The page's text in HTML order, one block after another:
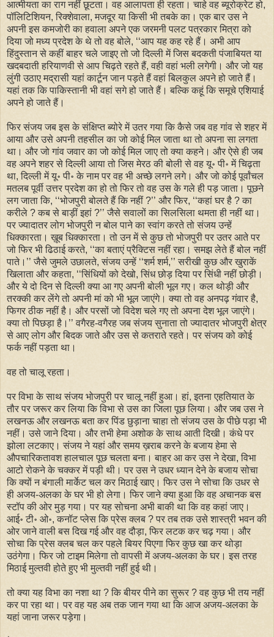
आत्मीयता का राग नहीं छूटता। वह आलापता ही रहता। चाहे वह ब्यूरोक्रेट हो,
पॉलिटिशियन, रिक्शेवाला, मजदूर या किसी भी तबके का। एक बार उस ने
अपनी इस कमजोरी का हवाला अपने एक जरमनी पलट पत्रकार मित्रा को
दिया जो मध्य प्रदेश के थे तो वह बोले, ‘‘आप यह कह रहे हैं। अभी आप
हिंदुस्तान से कहीं बाहर चले जाइए तो जो दिल्ली में जिस बदकती पंजाबियत या
खदबदाती हरियाणवी से आप चिढ़ते रहते हैं, वही वहां भली लगेगी। और जो यह
लुंगी उठाए मद्रासी यहां कार्टून जान पड़ते हैं वहां बिलकुल अपने हो जाते हैं।
यहां तक कि पाकिस्तानी भी वहां सगे हो जाते हैं। बल्कि कहूं कि समूचे एशियाई
अपने हो जाते हैं।
फिर संजय जब इस के संक्षिप्त ब्योरे में उतर गया कि कैसे जब वह गांव से शहर में
आया और उसे अपनी तहसील का जो कोई मिल जाता था तो अपना सा लगता
था। और जो गांव जवार का जो कोई मिल जाए तो क्या कहने। और ऐसे ही जब
वह अपने शहर से दिल्ली आया तो जिस मेरठ की बोली से वह यू॰ पी॰ में चिढ़ता
था, दिल्ली में यू॰ पी॰ के नाम पर वह भी अच्छे लगने लगे। और जो कोई पूर्वांचल
मतलब पूर्वी उत्तर प्रदेश का हो तो फिर तो वह उस के गले ही पड़ जाता। पूछने
लग जाता कि, ‘‘भोजपुरी बोलते हैं कि नहीं ?’’ और फिर, ‘‘कहां घर है ? का
करीले ? कब से बाड़ीं इहां ?’’ जैसे सवालों का सिलसिला थमता ही नहीं था।
पर ज्यादातर लोग भोजपुरी न बोल पाने का स्वांग करते तो संजय उन्हें
धिक्कारता। ख़ूब धिक्कारता। तो उन में से कुछ तो भोजपुरी पर उतर आते पर
जो फिर भी ढिठाई करते, ‘‘का बताएं प्रैक्टिस नहीं रहा। समझ लेते हैं बोल नहीं
पाते।’’ जैसे जुमले उछालते, संजय उन्हें ‘‘शर्म शर्म,’’ सरीखी कुछ और खुराकें
खिलाता और कहता, ‘‘सिंधियों को देखो, सिंध छोड़ दिया पर सिंधी नहीं छोड़ी।
और ये दो दिन से दिल्ली क्या आ गए अपनी बोली भूल गए। कल थोड़ी और
तरक्की कर लेंगे तो अपनी मां को भी भूल जाएंगे। क्या तो वह अनपढ़ गंवार है,
फिगर ठीक नहीं है। और परसों जो विदेश चले गए तो अपना देश भूल जाएंगे।
क्या तो पिछड़ा है।’’ वगैरह-वगैरह जब संजय सुनाता तो ज्यादातर भोजपुरी क्षेत्र
से आए लोग और बिदक जाते और उस से कतराते रहते। पर संजय को कोई
फर्क नहीं पड़ता था।
वह तो चालू रहता।
पर विभा के साथ संजय भोजपुरी पर चालू नहीं हुआ। हां, इतना एहतियात के
तौर पर जरूर कर लिया कि विभा से उस का जिला पूछ लिया। और जब उस ने
लखनऊ और लखनऊ बता कर पिंड छुड़ाना चाहा तो संजय उस के पीछे पड़ा भी
नहीं। उसे जाने दिया। और तभी हेमा अशोक के साथ आती दिखी। कंधे पर
झोला लटकाए। संजय ने यहां और समय ख़राब करने के बजाय हेमा से
औपचारिकतावश हालचाल पूछ चलता बना। बाहर आ कर उस ने देखा, विभा
आटो रोकने के चक्कर में पड़ी थी। पर उस ने उधर ध्यान देने के बजाय सोचा
कि क्यों न बंगाली मार्केट चल कर मिठाई खाए। फिर उस ने सोचा कि उधर से
ही अजय-अलका के घर भी हो लेगा। फिर जाने क्या हुआ कि वह अचानक बस
स्टॉप की ओर मुड़ गया। पर यह सोचना अभी बाकी था कि वह कहां जाए।
आई॰ टी॰ ओ॰, कनॉट प्लेस कि प्रेस क्लब ? पर तब तक उसे शास्त्री भवन की
ओर जाने वाली बस दिख गई और वह दौड़ा, फिर लटक कर चढ़ गया। और
सोचा कि प्रेस क्लब चल कर पहले बियर पिएगा फिर कुछ खा कर थोड़ा
उठंगेगा। फिर जो टाइम मिलेगा तो वापसी में अजय-अलका के घर। इस तरह
मिठाई मुल्तवी होते हुए भी मुल्तवी नहीं हुई थी।
तो क्या यह विभा का नशा था ? कि बीयर पीने का सुरूर ? वह कुछ भी तय नहीं
कर पा रहा था। पर वह यह अब तक जान गया था कि आज अजय-अलका के
यहां जाना जरूर पड़ेगा।